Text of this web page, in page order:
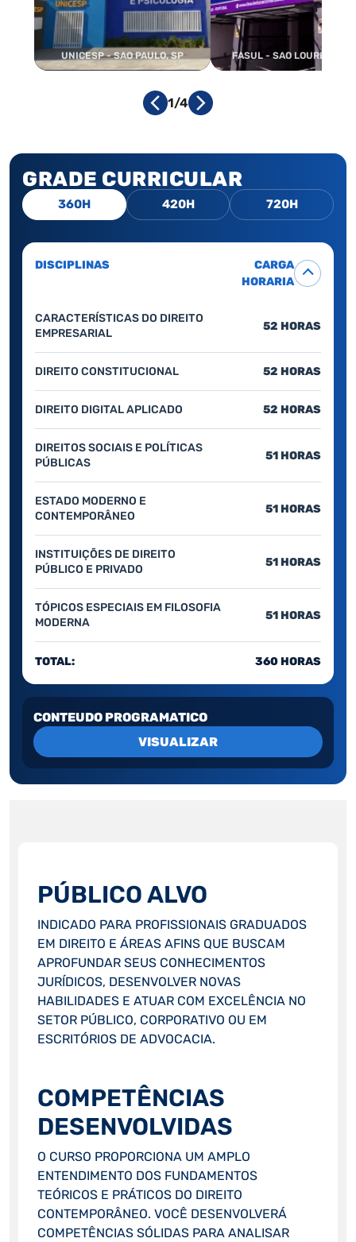
UNICESP - SAO PAULO, SP FASUL - SAO LOURENCO,
1/4
GRADE CURRICULAR
360H 420H 720H
DISCIPLINAS
CARGA
HORARIA
CARACTERÍSTICAS DO DIREITO
EMPRESARIAL
52 HORAS
DIREITO CONSTITUCIONAL 52 HORAS
DIREITO DIGITAL APLICADO 52 HORAS
DIREITOS SOCIAIS E POLÍTICAS
PÚBLICAS
51 HORAS
ESTADO MODERNO E
CONTEMPORÂNEO
51 HORAS
INSTITUIÇÕES DE DIREITO
PÚBLICO E PRIVADO
51 HORAS
TÓPICOS ESPECIAIS EM FILOSOFIA
MODERNA
51 HORAS
TOTAL: 360 HORAS
CONTEUDO PROGRAMATICO
VISUALIZAR
PÚBLICO ALVO
INDICADO PARA PROFISSIONAIS GRADUADOS
EM DIREITO E ÁREAS AFINS QUE BUSCAM
APROFUNDAR SEUS CONHECIMENTOS
JURÍDICOS, DESENVOLVER NOVAS
HABILIDADES E ATUAR COM EXCELÊNCIA NO
SETOR PÚBLICO, CORPORATIVO OU EM
ESCRITÓRIOS DE ADVOCACIA.
COMPETÊNCIAS
DESENVOLVIDAS
O CURSO PROPORCIONA UM AMPLO
ENTENDIMENTO DOS FUNDAMENTOS
TEÓRICOS E PRÁTICOS DO DIREITO
CONTEMPORÂNEO. VOCÊ DESENVOLVERÁ
COMPETÊNCIAS SÓLIDAS PARA ANALISAR